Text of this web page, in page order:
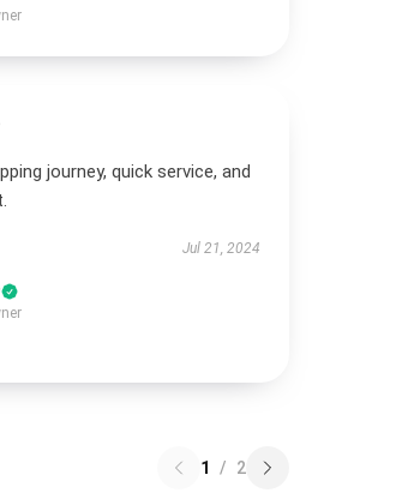
journey, quick service, and
Jul 21, 2024
1 / 2